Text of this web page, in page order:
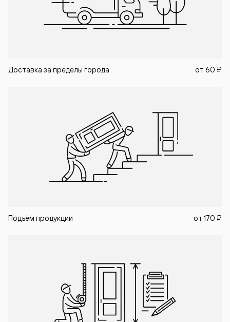
Доставка за пределы города от 60 ₽
Подъём продукции от 170 ₽